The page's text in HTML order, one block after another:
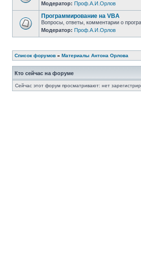
Модератор: Проф.А.И.Орлов
Программирование на VBA
Вопросы, ответы, комментарии о
Модератор: Проф.А.И.Орлов
Список форумов » Материалы Антона Орлова
Кто сейчас на форуме
Сейчас этот форум просматривают: нет